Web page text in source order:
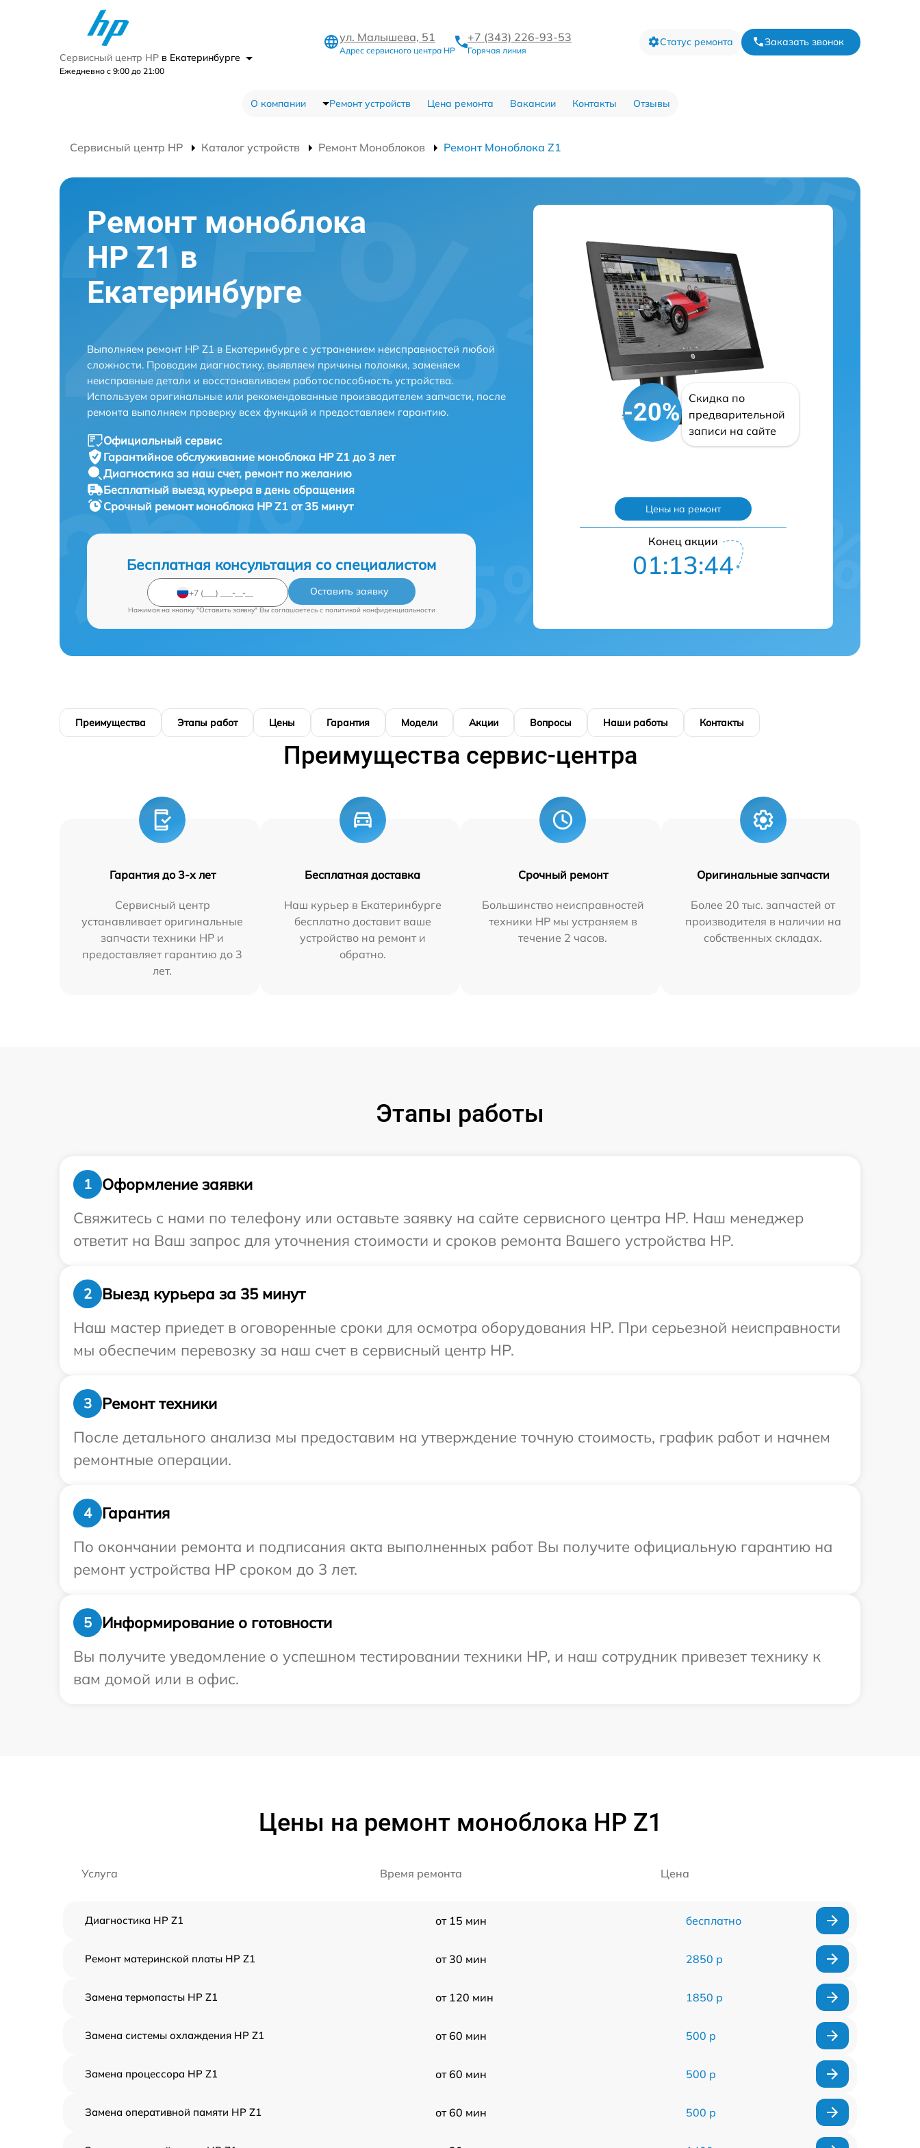
Сервисный центр HP в Екатеринбурге
Ежедневно с 9:00 до 21:00
ул. Малышева, 51
Адрес сервисного центра HP
+7 (343) 226-93-53
Горячая линия
Статус ремонта Заказать звонок
О компании Ремонт устройств Цена ремонта Вакансии Контакты Отзывы
Сервисный центр HP Каталог устройств Ремонт Моноблоков Ремонт Моноблока Z1
Ремонт моноблока
HP Z1 в
Екатеринбурге
Выполняем ремонт HP Z1 в Екатеринбурге с устранением неисправностей любой
сложности. Проводим диагностику, выявляем причины поломки, заменяем
неисправные детали и восстанавливаем работоспособность устройства.
Используем оригинальные или рекомендованные производителем запчасти, после
ремонта выполняем проверку всех функций и предоставляем гарантию.
Официальный сервис
Гарантийное обслуживание моноблока HP Z1 до 3 лет
Диагностика за наш счет, ремонт по желанию
Бесплатный выезд курьера в день обращения
Срочный ремонт моноблока HP Z1 от 35 минут
Бесплатная консультация со специалистом
Оставить заявку
Нажимая на кнопку "Оставить заявку" Вы соглашаетесь c политикой конфиденциальности
-20%
Скидка по
предварительной
записи на сайте
Цены на ремонт
Конец акции
01:13:43
Преимущества Этапы работ Цены Гарантия Модели Акции Вопросы Наши работы Контакты
Преимущества сервис-центра
Гарантия до 3-х лет
Сервисный центр
устанавливает оригинальные
запчасти техники HP и
предоставляет гарантию до 3
лет.
Бесплатная доставка
Наш курьер в Екатеринбурге
бесплатно доставит ваше
устройство на ремонт и
обратно.
Срочный ремонт
Большинство неисправностей
техники HP мы устраняем в
течение 2 часов.
Оригинальные запчасти
Более 20 тыс. запчастей от
производителя в наличии на
собственных складах.
Этапы работы
1
Оформление заявки
Свяжитесь с нами по телефону или оставьте заявку на сайте сервисного центра HP. Наш менеджер
ответит на Ваш запрос для уточнения стоимости и сроков ремонта Вашего устройства HP.
2
Выезд курьера за 35 минут
Наш мастер приедет в оговоренные сроки для осмотра оборудования HP. При серьезной неисправности
мы обеспечим перевозку за наш счет в сервисный центр HP.
3
Ремонт техники
После детального анализа мы предоставим на утверждение точную стоимость, график работ и начнем
ремонтные операции.
4
Гарантия
По окончании ремонта и подписания акта выполненных работ Вы получите официальную гарантию на
ремонт устройства HP сроком до 3 лет.
5
Информирование о готовности
Вы получите уведомление о успешном тестировании техники HP, и наш сотрудник привезет технику к
вам домой или в офис.
Цены на ремонт моноблока HP Z1
Услуга Время ремонта Цена
Диагностика HP Z1 от 15 мин бесплатно
Ремонт материнской платы HP Z1 от 30 мин 2850 р
Замена термопасты HP Z1 от 120 мин 1850 р
Замена системы охлаждения HP Z1 от 60 мин 500 р
Замена процессора HP Z1 от 60 мин 500 р
Замена оперативной памяти HP Z1 от 60 мин 500 р